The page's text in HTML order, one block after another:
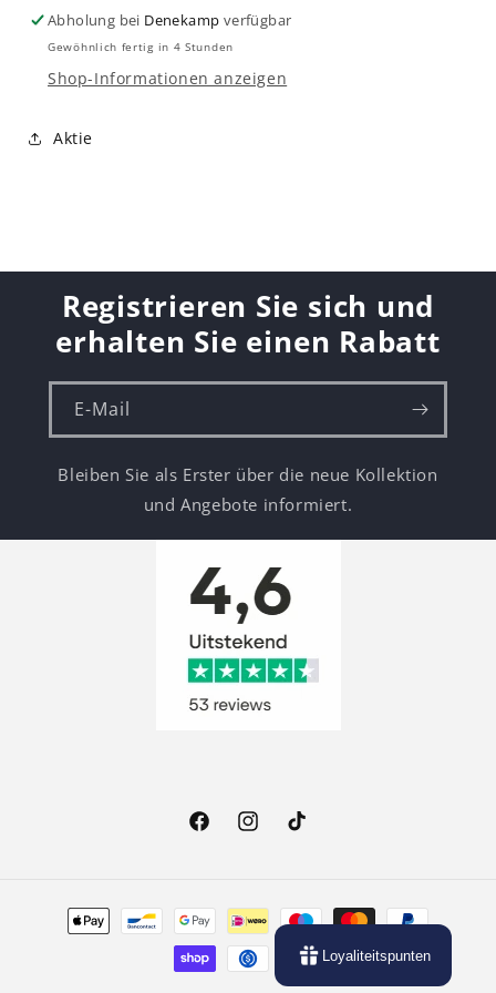
Abholung bei Denekamp verfügbar
Gewöhnlich fertig in 4 Stunden
Shop-Informationen anzeigen
Aktie
Registrieren Sie sich und
erhalten Sie einen Rabatt
E-Mail
Bleiben Sie als Erster über die neue Kollektion
und Angebote informiert.
FacebookInstagramTikTok
Zahlungsmethoden
Loyaliteitspunten